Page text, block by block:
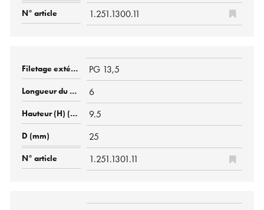
1.251.1300.11
PG 13,5
6
9.5
25
1.251.1301.11